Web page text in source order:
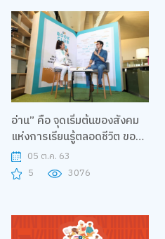
อ่าน” คือ จุดเริ่มต้นของสังคม
แห่งการเรียนรู้ตลอดชีวิต ขอ
งก๊อต-จิรายุ
05 ต.ค. 63
5
3076